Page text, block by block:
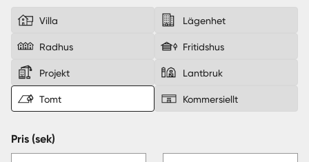
Villa Lägenhet
Radhus Fritidshus
Projekt Lantbruk
Tomt Kommersiellt
Pris (sek)